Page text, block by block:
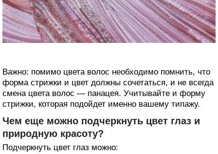
Важно: помимо цвета волос необходимо помнить, что
форма стрижки и цвет должны сочетаться, и не всегда
смена цвета волос — панацея. Учитывайте и форму
стрижки, которая подойдет именно вашему типажу.
Чем еще можно подчеркнуть цвет глаз и
природную красоту?
Подчеркнуть цвет глаз можно: